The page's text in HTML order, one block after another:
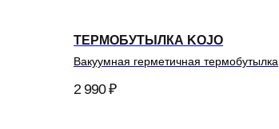
ТЕРМОБУТЫЛКА KOJO
Вакуумная герметичная термобутылка
2 990 ₽